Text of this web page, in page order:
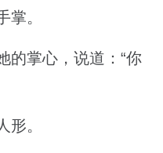
。
掌心，说道：“你
。